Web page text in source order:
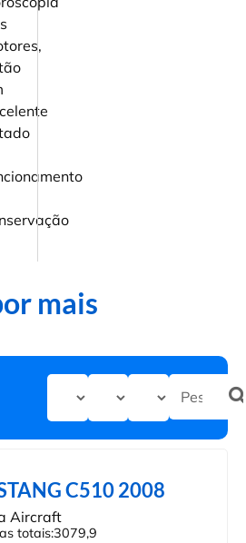
mais
C510 2008
Aircraft
totais:3079,9